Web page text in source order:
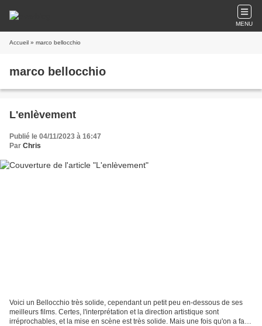
MENU
Accueil » marco bellocchio
marco bellocchio
L'enlèvement
Publié le 04/11/2023 à 16:47
Par Chris
Voici un Bellocchio très solide, cependant un petit peu en-dessous de ses
meilleurs films. Certes, l'interprétation et la direction artistique sont
irréprochables, et la mise en scène est très solide. Mais une fois qu'on a fait